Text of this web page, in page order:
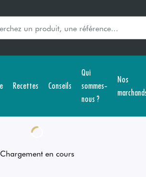
Recettes Conseils
Qui
sommes-
nous ?
Nos
Chargement en cours